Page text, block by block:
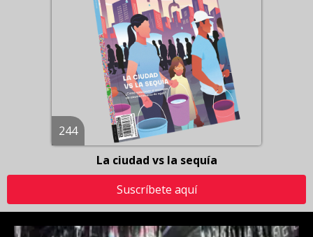
244
La ciudad vs la sequía
Suscríbete aquí